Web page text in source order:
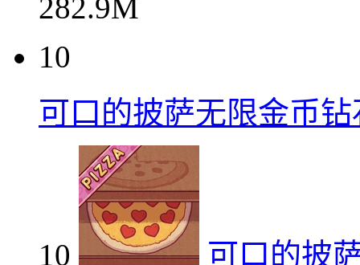
282.9M
10
可口的披萨无限金币
10
可口的披